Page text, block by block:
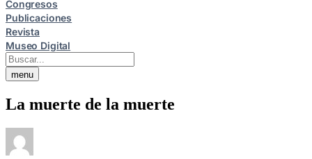
Congresos
Publicaciones
Revista
Museo Digital
menu
La muerte de la muerte